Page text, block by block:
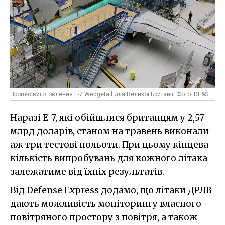
Процес виготовлення E-7 Wedgetail для Великої Британії. Фото: DE&S
Наразі E-7, які обійшлися британцям у 2,57
млрд доларів, станом на травень виконали
аж три тестові польоти. При цьому кінцева
кількість випробувань для кожного літака
залежатиме від їхніх результатів.
Від Defense Express додамо, що літаки ДРЛВ
дають можливість моніторингу власного
повітряного простору з повітря, а також